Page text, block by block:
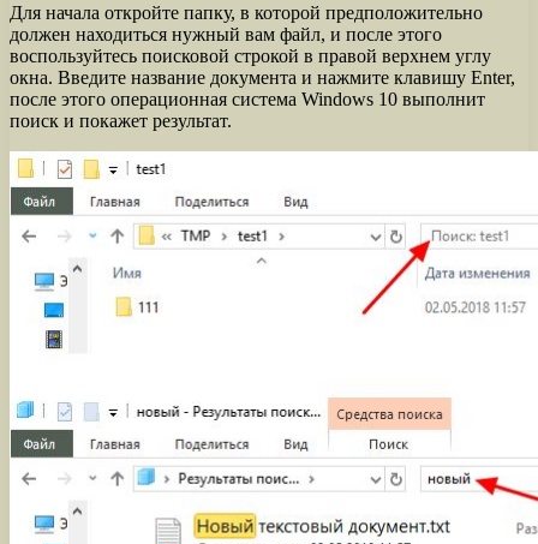
Для начала откройте папку, в которой предположительно
должен находиться нужный вам файл, и после этого
воспользуйтесь поисковой строкой в правой верхнем углу
окна. Введите название документа и нажмите клавишу Enter,
после этого операционная система Windows 10 выполнит
поиск и покажет результат.